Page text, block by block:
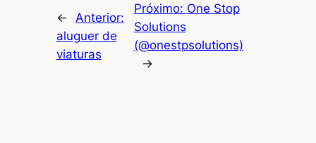
←
Anterior:
aluguer de
viaturas
Próximo: One Stop
Solutions
(@onestpsolutions)
→